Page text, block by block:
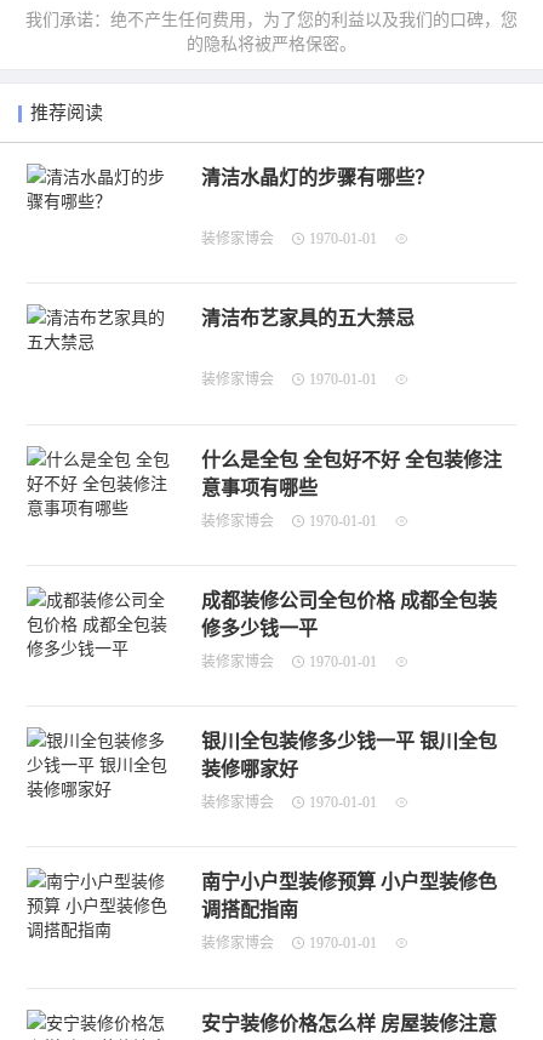
我们承诺：绝不产生任何费用，为了您的利益以及我们的口碑，您
的隐私将被严格保密。
推荐阅读
清洁水晶灯的步骤有哪些？
装修家博会 1970-01-01
清洁布艺家具的五大禁忌
装修家博会 1970-01-01
什么是全包 全包好不好 全包装修注
意事项有哪些
装修家博会 1970-01-01
成都装修公司全包价格 成都全包装
修多少钱一平
装修家博会 1970-01-01
银川全包装修多少钱一平 银川全包
装修哪家好
装修家博会 1970-01-01
南宁小户型装修预算 小户型装修色
调搭配指南
装修家博会 1970-01-01
安宁装修价格怎么样 房屋装修注意